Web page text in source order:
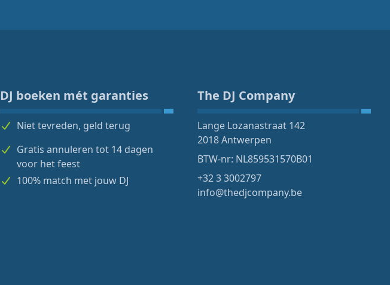
DJ boeken mét garanties
Niet tevreden, geld terug
Gratis annuleren tot 14 dagen
voor het feest
100% match met jouw DJ
The DJ Company
Lange Lozanastraat 142
2018 Antwerpen
BTW-nr: NL859531570B01
+32 3 3002797
info@thedjcompany.be